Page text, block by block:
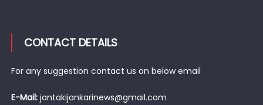
CONTACT DETAILS
For any suggestion contact us on below email
E-Mail: jantakijankarinews@gmail.com